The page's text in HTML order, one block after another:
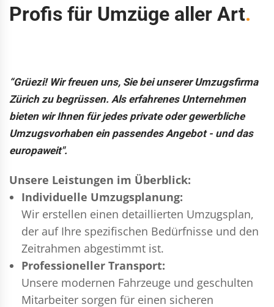
Profis für Umzüge aller Art.
“Grüezi! Wir freuen uns, Sie bei unserer Umzugsfirma
Zürich zu begrüssen. Als erfahrenes Unternehmen
bieten wir Ihnen für jedes private oder gewerbliche
Umzugsvorhaben ein passendes Angebot - und das
europaweit".
Unsere Leistungen im Überblick:
Individuelle Umzugsplanung:
Wir erstellen einen detaillierten Umzugsplan,
der auf Ihre spezifischen Bedürfnisse und den
Zeitrahmen abgestimmt ist.
Professioneller Transport:
Unsere modernen Fahrzeuge und geschulten
Mitarbeiter sorgen für einen sicheren